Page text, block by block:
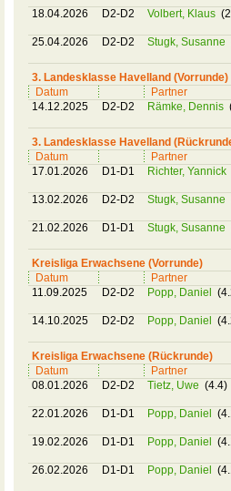
18.04.2026 D2-D2 Volbert, Klaus
25.04.2026 D2-D2 Stugk, Susanne
3. Landesklasse Havelland (Vorrunde)
Datum
Partner
14.12.2025
D2-D2 Rämke, Dennis
3. Landesklasse Havelland
Datum
Partner
17.01.2026
D1-D1 Richter, Yannick
13.02.2026 D2-D2 Stugk, Susanne
21.02.2026 D1-D1 Stugk, Susanne
Kreisliga Erwachsene (Vorrunde)
Datum
Partner
11.09.2025
D2-D2 Popp, Daniel
14.10.2025 D2-D2 Popp, Daniel
Kreisliga Erwachsene (Rückrunde)
Datum
Partner
08.01.2026
D2-D2 Tietz, Uwe (4.4)
22.01.2026 D1-D1 Popp, Daniel
19.02.2026 D1-D1 Popp, Daniel
26.02.2026 D1-D1 Popp, Daniel